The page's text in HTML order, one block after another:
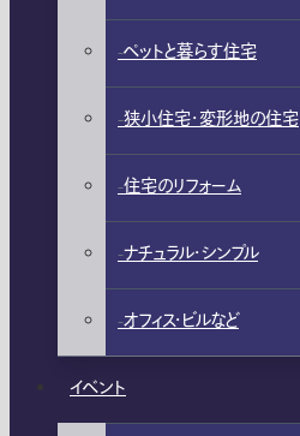
ペットと暮らす住宅
狭小住宅・変形地の住宅
住宅のリフォーム
ナチュラル・シンプル
オフィス・ビルなど
イベント